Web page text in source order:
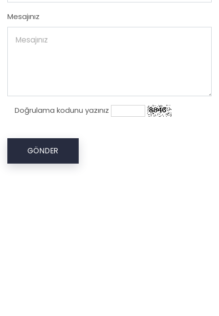
Mesajınız
Doğrulama kodunu yazınız
GÖNDER